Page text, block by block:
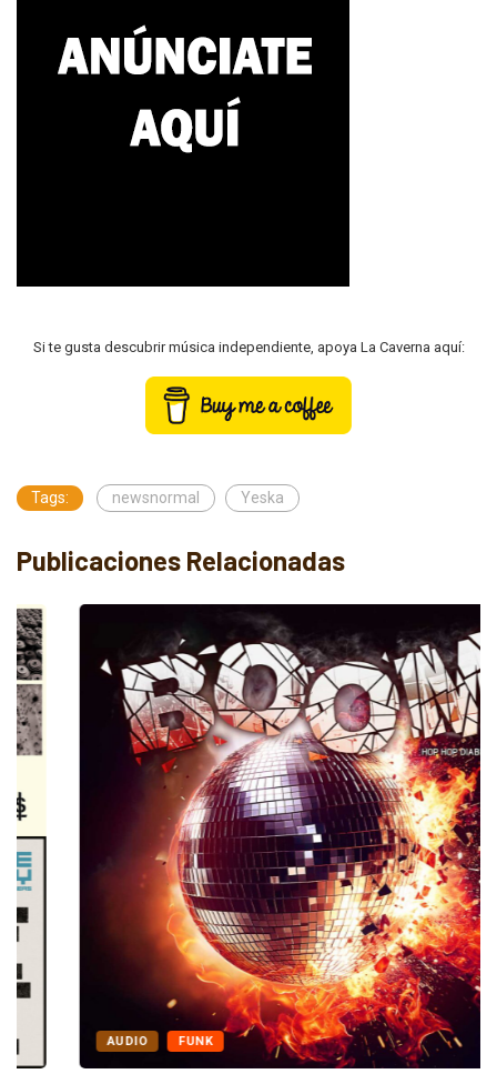
Si te gusta descubrir música independiente, apoya La Caverna aquí:
Tags: newsnormal Yeska
Publicaciones Relacionadas
FUNK